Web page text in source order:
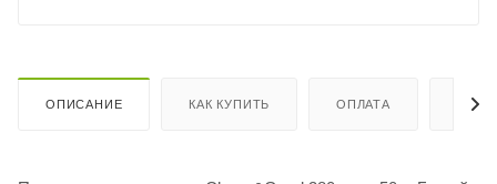
ОПИСАНИЕ КАК КУПИТЬ ОПЛАТА